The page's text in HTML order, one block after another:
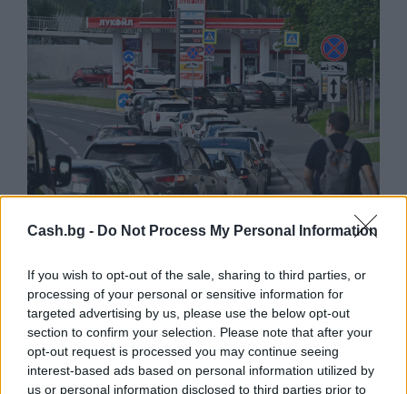
Cash.bg - Do Not Process My Personal Information
If you wish to opt-out of the sale, sharing to third parties, or
processing of your personal or sensitive information for
targeted advertising by us, please use the below opt-out
section to confirm your selection. Please note that after your
opt-out request is processed you may continue seeing
interest-based ads based on personal information utilized by
us or personal information disclosed to third parties prior to
Русия започна да внася петролни
07.08.2026 / 17:05